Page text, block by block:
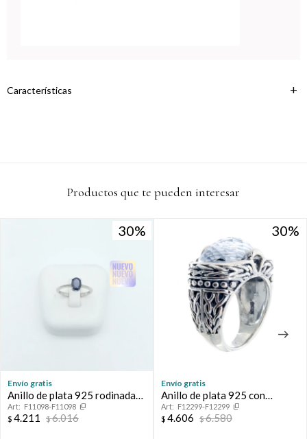
Características
Productos que te pueden interesar
30
30
Envío gratis
Anillo de plata 925 rodinada
con zafiro azul.
F11098-F11098
$ 4.211 $6.016
30
30
Envío gratis
Anillo de plata 925 con
circonia.
F12299-F12299
$ 4.606 $6.580